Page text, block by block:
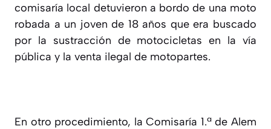
comisaría local detuvieron a bordo de una moto
robada a un joven de 18 años que era buscado
por la sustracción de motocicletas en la vía
pública y la venta ilegal de motopartes.
En otro procedimiento, la Comisaría 1.ª de Alem